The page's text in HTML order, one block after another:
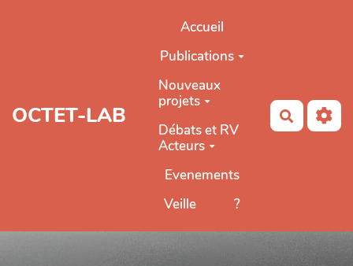
OCTET-LAB
Accueil
Publications
Nouveaux
projets
Débats et RV
Acteurs
Evenements
Veille
?